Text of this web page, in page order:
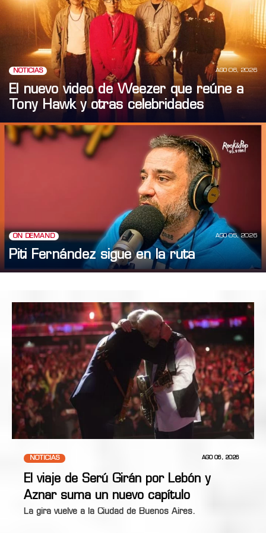
NOTICIAS AGO 06, 2026
El nuevo video de Weezer que reúne a
Tony Hawk y otras celebridades
ON DEMAND AGO 05, 2026
Piti Fernández sigue en la ruta
NOTICIAS AGO 06, 2026
El viaje de Serú Girán por Lebón y
Aznar suma un nuevo capítulo
La gira vuelve a la Ciudad de Buenos Aires.